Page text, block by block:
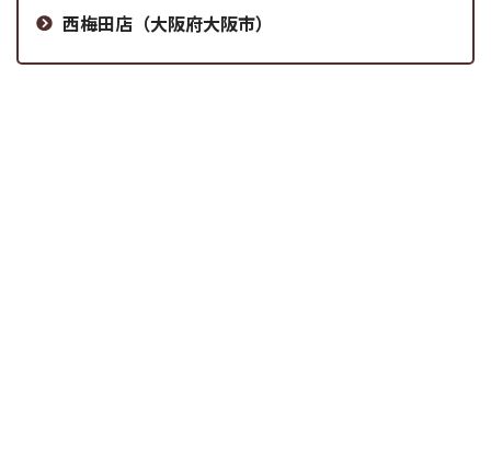
西梅田店（大阪府大阪市）